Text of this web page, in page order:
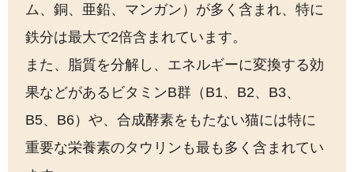
ム、銅、亜鉛、マンガン）が多く含まれ、特に
鉄分は最大で2倍含まれています。
また、脂質を分解し、エネルギーに変換する効
果などがあるビタミンB群（B1、B2、B3、
B5、B6）や、合成酵素をもたない猫には特に
重要な栄養素のタウリンも最も多く含まれてい